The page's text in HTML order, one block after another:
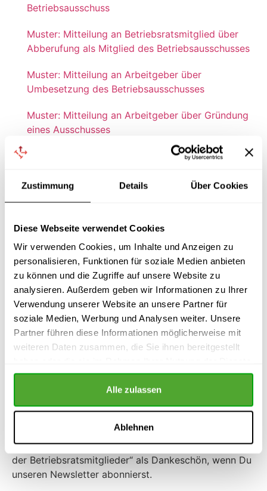
Zustimmung Details Über Cookies
Diese Webseite verwendet Cookies
Wir verwenden Cookies, um Inhalte und Anzeigen zu
personalisieren, Funktionen für soziale Medien anbieten
zu können und die Zugriffe auf unsere Website zu
analysieren. Außerdem geben wir Informationen zu Ihrer
Verwendung unserer Website an unsere Partner für
soziale Medien, Werbung und Analysen weiter. Unsere
Partner führen diese Informationen möglicherweise mit
weiteren Daten zusammen, die Sie ihnen bereitgestellt
gesammelt haben.
Alle zulassen
Ablehnen
Betriebsausschuss
Muster: Mitteilung an Betriebsratsmitglied über
Abberufung als Mitglied des Betriebsausschusses
Muster: Mitteilung an Arbeitgeber über
Umbesetzung des Betriebsausschusses
Muster: Mitteilung an Arbeitgeber über Gründung
eines Ausschusses
Muster: Mitteilung an Arbeitgeber über Auflösung
der Übertragung von Aufgaben auf einen
Ausschuss
„Rechte & Pflichten der Betriebsratsmitglieder“
von Dr. jur. Henning Kluge
Erhalte kostenlos unser eBook „Rechte & Pflichten
der Betriebsratsmitglieder“ als Dankeschön, wenn Du
unseren Newsletter abonnierst.